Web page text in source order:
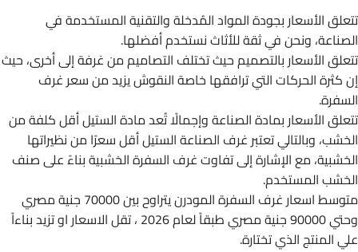
تتعلق الأسعار بجودة المواد المُدخلة والتقنية المستخدمة في
الصناعة، ونحن في ثقة للأثاث نستخدم أفضلها.
تتعلق الأسعار بالتصميم حيث تختلف التصاميم من غرفة إلى أخرى، حيث
إن كثرة الحركات التي ترافقها خاصة النقوش يزيد من سعر غرف
السفرة.
تتعلق الأسعار بمادة الصناعة وإجمالًا تُعد مادة الستيل أقل كلفة من
الخشب، وبالتالي تعتبر غرف الصناعة الستيل أقل سعرًا من نظيراتها
الخشبية، مع الإشارة إلى تفاوت غرف السفرة الخشبية بناءً على صنف
الخشب المستخدم.
متوسط اسعار غرف السفرة المودرن يتراوح بين 70000 جنية مصري
وحتي 90000 جنية مصري طبقاً لعام 2026 ، تقل الاسعار او تزيد بناءاً
علي المنتج الذي تختارة.